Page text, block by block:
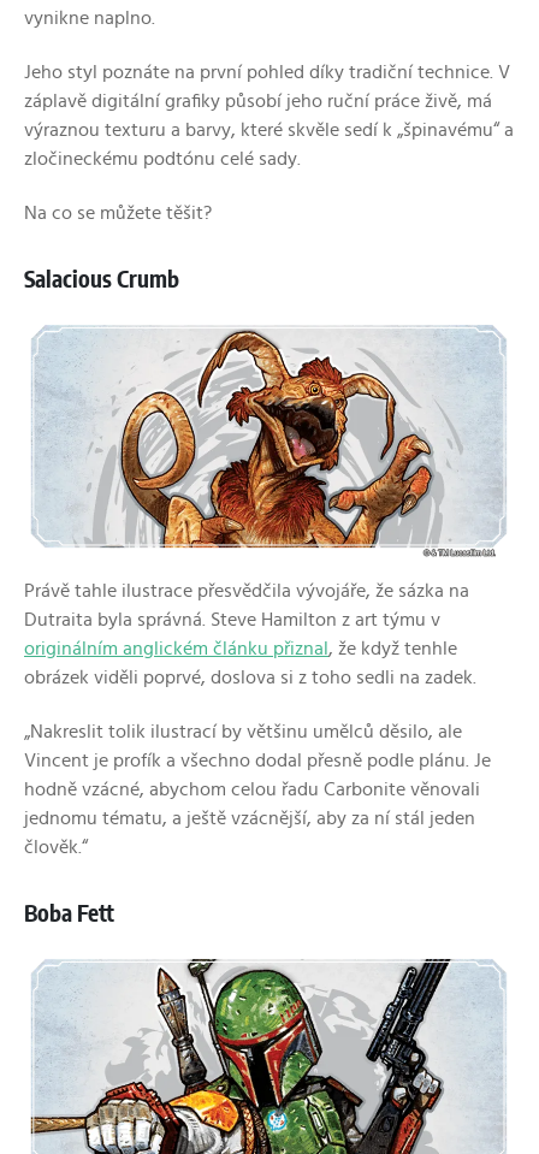
vynikne naplno.
Jeho styl poznáte na první pohled díky tradiční technice. V
záplavě digitální grafiky působí jeho ruční práce živě, má
výraznou texturu a barvy, které skvěle sedí k „špinavému“ a
zločineckému podtónu celé sady.
Na co se můžete těšit?
Salacious Crumb
Právě tahle ilustrace přesvědčila vývojáře, že sázka na
Dutraita byla správná. Steve Hamilton z art týmu v
originálním anglickém článku přiznal , že když tenhle
obrázek viděli poprvé, doslova si z toho sedli na zadek.
„Nakreslit tolik ilustrací by většinu umělců děsilo, ale
Vincent je profík a všechno dodal přesně podle plánu. Je
hodně vzácné, abychom celou řadu Carbonite věnovali
jednomu tématu, a ještě vzácnější, aby za ní stál jeden
člověk.“
Boba Fett